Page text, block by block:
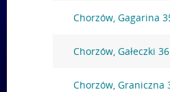
Chorzów, Gagarina
Chorzów, Gałeczki 36
Chorzów, Graniczna